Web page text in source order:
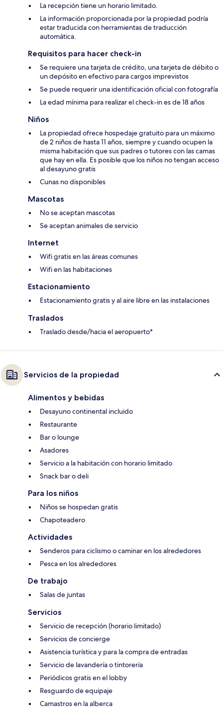
La recepción tiene un horario limitado.
La información proporcionada por la propiedad podría
estar traducida con herramientas de traducción
automática.
Requisitos para hacer check-in
Se requiere una tarjeta de crédito, una tarjeta de débito o
un depósito en efectivo para cargos imprevistos
Se puede requerir una identificación oficial con fotografía
La edad mínima para realizar el check-in es de 18 años
Niños
La propiedad ofrece hospedaje gratuito para un máximo
de 2 niños de hasta 11 años, siempre y cuando ocupen la
misma habitación que sus padres o tutores con las camas
que hay en ella. Es posible que los niños no tengan acceso
al desayuno gratis
Cunas no disponibles
Mascotas
No se aceptan mascotas
Se aceptan animales de servicio
Internet
Wifi gratis en las áreas comunes
Wifi en las habitaciones
Estacionamiento
Estacionamiento gratis y al aire libre en las instalaciones
Traslados
Traslado desde/hacia el aeropuerto*
Servicios de la propiedad
Alimentos y bebidas
Desayuno continental incluido
Restaurante
Bar o lounge
Asadores
Servicio a la habitación con horario limitado
Snack bar o deli
Para los niños
Niños se hospedan gratis
Chapoteadero
Actividades
Senderos para ciclismo o caminar en los alrededores
Pesca en los alrededores
De trabajo
Salas de juntas
Servicios
Servicio de recepción (horario limitado)
Servicios de concierge
Asistencia turística y para la compra de entradas
Servicio de lavandería o tintorería
Periódicos gratis en el lobby
Resguardo de equipaje
Camastros en la alberca